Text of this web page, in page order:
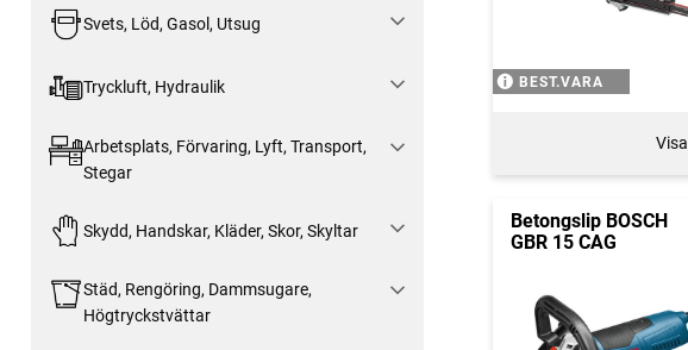
Svets, Löd, Gasol, Utsug
Tryckluft, Hydraulik
Arbetsplats, Förvaring, Lyft, Transport,
Stegar
Skydd, Handskar, Kläder, Skor, Skyltar
Städ, Rengöring, Dammsugare,
Högtryckstvättar
BEST.VARA
Visa
Betongslip BOSCH
GBR 15 CAG